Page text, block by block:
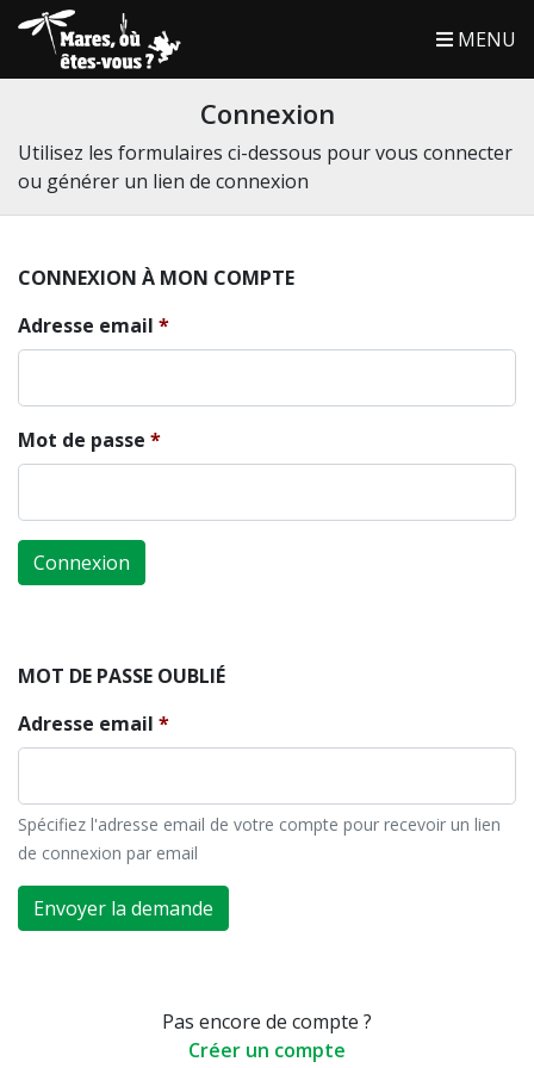
MENU
Connexion
Utilisez les formulaires ci-dessous pour vous connecter
ou générer un lien de connexion
CONNEXION À MON COMPTE
Adresse email
Mot de passe
Connexion
MOT DE PASSE OUBLIÉ
Adresse email
Spécifiez l'adresse email de votre compte pour recevoir un lien
de connexion par email
Envoyer la demande
Pas encore de compte ?
Créer un compte